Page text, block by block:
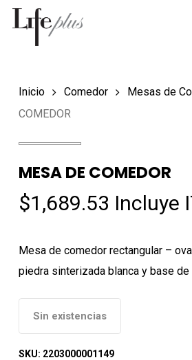
Skip
Búsqueda
productos
Inicio Comedor Mesas de
COMEDOR
MESA DE COMEDOR
$1,689.53 Incluye
Mesa de comedor rectangular –
piedra sinterizada blanca y base de
Sin existencias
SKU: 2203000001149